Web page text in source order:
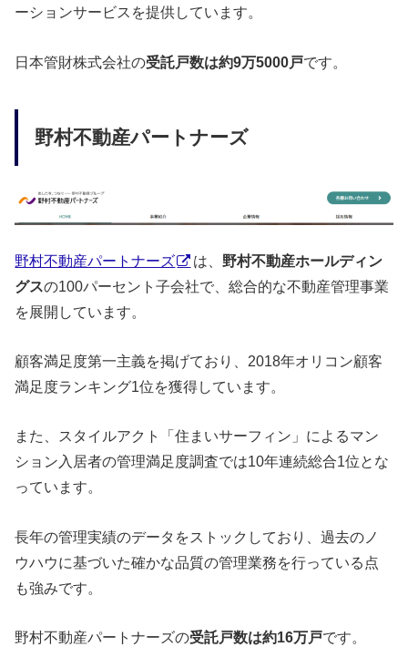
ーションサービスを提供しています。
日本管財株式会社の受託戸数は約9万5000戸です。
野村不動産パートナーズ
野村不動産パートナーズ は、 野村不動産ホールディン
グスの100パーセント子会社で、総合的な不動産管理事業
を展開しています。
顧客満足度第一主義を掲げており、2018年オリコン顧客
満足度ランキング1位を獲得しています。
また、スタイルアクト「住まいサーフィン」によるマン
ション入居者の管理満足度調査では10年連続総合1位とな
っています。
長年の管理実績のデータをストックしており、過去のノ
ウハウに基づいた確かな品質の管理業務を行っている点
も強みです。
野村不動産パートナーズの受託戸数は約16万戸です。